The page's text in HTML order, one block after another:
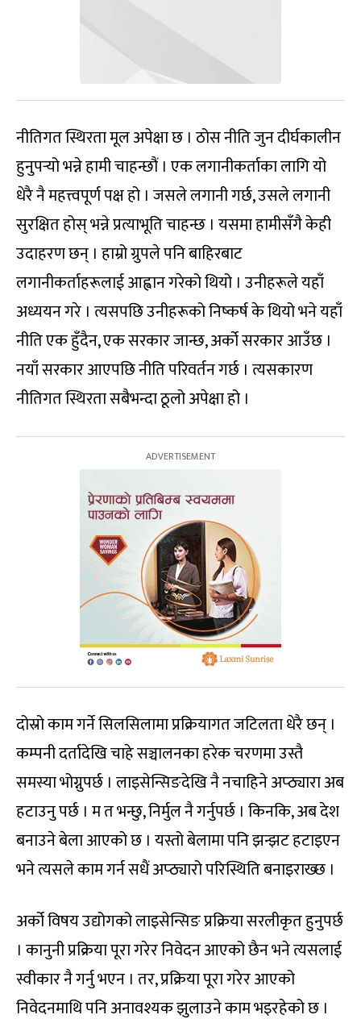
नीतिगत स्थिरता मूल अपेक्षा छ । ठोस नीति जुन दीर्घकालीन
हुनुपर्‍यो भन्ने हामी चाहन्छौं । एक लगानीकर्ताका लागि यो
धेरै नै महत्त्वपूर्ण पक्ष हो । जसले लगानी गर्छ, उसले लगानी
सुरक्षित होस् भन्ने प्रत्याभूति चाहन्छ । यसमा हामीसँगै केही
उदाहरण छन् । हाम्रो ग्रुपले पनि बाहिरबाट
लगानीकर्ताहरूलाई आह्वान गरेको थियो । उनीहरूले यहाँ
अध्ययन गरे । त्यसपछि उनीहरूको निष्कर्ष के थियो भने यहाँ
नीति एक हुँदैन, एक सरकार जान्छ, अर्को सरकार आउँछ ।
नयाँ सरकार आएपछि नीति परिवर्तन गर्छ । त्यसकारण
नीतिगत स्थिरता सबैभन्दा ठूलो अपेक्षा हो ।
दोस्रो काम गर्ने सिलसिलामा प्रक्रियागत जटिलता धेरै छन् ।
कम्पनी दर्तादेखि चाहे सञ्चालनका हरेक चरणमा उस्तै
समस्या भोग्नुपर्छ । लाइसेन्सिङदेखि नै नचाहिने अप्ठ्यारा अब
हटाउनु पर्छ । म त भन्छु, निर्मुल नै गर्नुपर्छ । किनकि, अब देश
बनाउने बेला आएको छ । यस्तो बेलामा पनि झन्झट हटाइएन
भने त्यसले काम गर्न सधैं अप्ठ्यारो परिस्थिति बनाइराख्छ ।
अर्को विषय उद्योगको लाइसेन्सिङ प्रक्रिया सरलीकृत हुनुपर्छ
। कानुनी प्रक्रिया पूरा गरेर निवेदन आएको छैन भने त्यसलाई
स्वीकार नै गर्नु भएन । तर, प्रक्रिया पूरा गरेर आएको
निवेदनमाथि पनि अनावश्यक झुलाउने काम भइरहेको छ ।